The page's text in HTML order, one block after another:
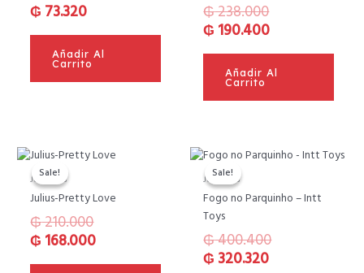
₲ 73.320
Añadir Al
Carrito
₲238.000₲ 238.000.
₲ 190.400
₲ 190.400.
Añadir Al
Carrito
Sale!
Sale!
Juguetes
Julius-Pretty Love
₲210.000
El
original
₲ 210.000.
₲ 168.000
El
actual
Sale!
Sale!
Juguetes
Fogo no Parquinho – Intt
Toys
₲400.400
El
original
₲ 320.320
El
actual
₲ 320.320.